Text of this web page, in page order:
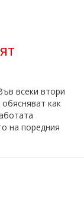
всеки втори
как
на поредния